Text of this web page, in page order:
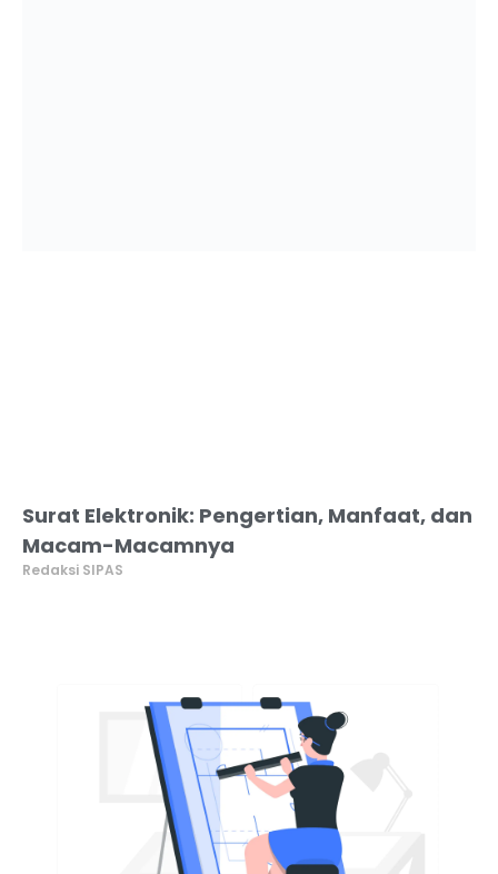
Surat Elektronik: Pengertian, Manfaat, dan
Macam-Macamnya
Redaksi SIPAS